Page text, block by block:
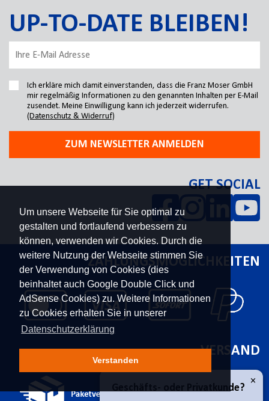
Um unsere Webseite für Sie optimal zu
gestalten und fortlaufend verbessern zu
können, verwenden wir Cookies. Durch die
weitere Nutzung der Webseite stimmen Sie
der Verwendung von Cookies (dies
beinhaltet auch Google Double Click und
AdSense Cookies) zu. Weitere Informationen
zu Cookies erhalten Sie in unserer
Datenschutzerklärung
Verstanden
UP-TO-DATE BLEIBEN!
Ich erkläre mich damit einverstanden, dass die Franz Moser GmbH
mir regelmäßig Informationen zu den genannten Inhalten per E-Mail
zusendet. Meine Einwilligung kann ich jederzeit widerrufen.
(Datenschutz & Widerruf)
ZUM NEWSLETTER ANMELDEN
GET SOCIAL
ZAHLUNGSMÖGLICHKEITEN
VERSAND
×
Geschäfts- oder Privatkunde?